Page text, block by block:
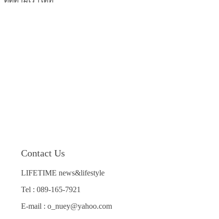
Contact Us
LIFETIME news&lifestyle
Tel : 089-165-7921
E-mail : o_nuey@yahoo.com